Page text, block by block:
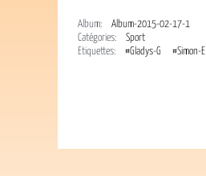
Album:
Album-2015-02-17-1
Catégories:
Sport
Étiquettes:
#Gladys-G #Simon-E